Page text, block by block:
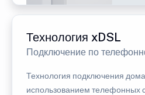
Технология xDSL
Подключение по
Технология подключения
использованием телефонных